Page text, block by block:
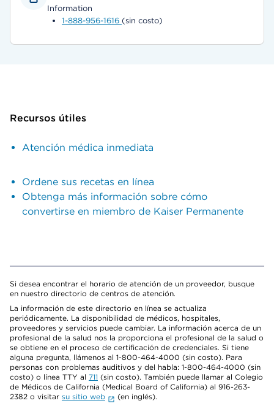
Information
1-888-956-1616 (sin costo)
Recursos útiles
Atención médica inmediata
Ordene sus recetas en línea
Obtenga más información sobre cómo
convertirse en miembro de Kaiser Permanente
Si desea encontrar el horario de atención de un proveedor, busque
en nuestro directorio de centros de atención.
La información de este directorio en línea se actualiza
periódicamente. La disponibilidad de médicos, hospitales,
proveedores y servicios puede cambiar. La información acerca de un
profesional de la salud nos la proporciona el profesional de la salud o
se obtiene en el proceso de certificación de credenciales. Si tiene
alguna pregunta, llámenos al 1-800-464-4000 (sin costo). Para
personas con problemas auditivos y del habla: 1-800-464-4000 (sin
costo) o línea TTY al 711 (sin costo). También puede llamar al Colegio
de Médicos de California (Medical Board of California) al 916-263-
2382 o visitar su sitio web
(en inglés).